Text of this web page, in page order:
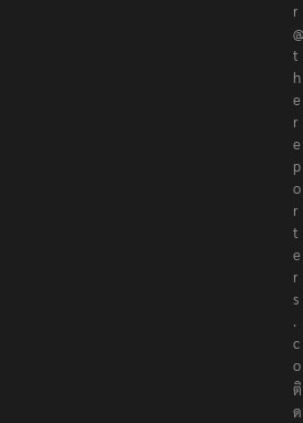
r
@
t
h
e
r
e
p
o
r
t
e
r
s
.
c
o
ติ
ด